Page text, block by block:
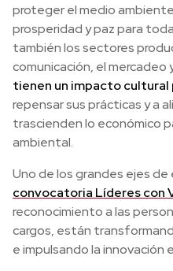
proteger el medio
prosperidad y paz para
también los sectores
comunicación, el mercadeo
tienen un impacto cultural
repensar sus prácticas y a
trascienden lo económico
ambiental.
Uno de los grandes ejes
convocatoria Líderes con
reconocimiento a las
cargos, están
e impulsando la innovación